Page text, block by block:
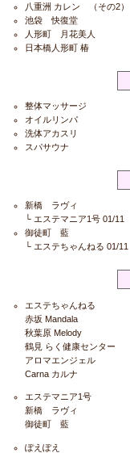
八重洲 カレン （その2）
池袋 快復堂
人形町 月花美人
日本橋人形町 椿
整体マッサージ
オイルリンパ
洗体アカスリ
スパサウナ
新橋 ラヴィ
└ エステマニア1号 01/11
御徒町 藍
└ エステちゃんねる 01/11
エステちゃんねる
赤坂 Mandala
秋葉原 Melody
鶴見 らく健康センター
アロマエンジェル
Carna カルナ
エステマニア1号
新橋 ラヴィ
御徒町 藍
ぽえぽえ